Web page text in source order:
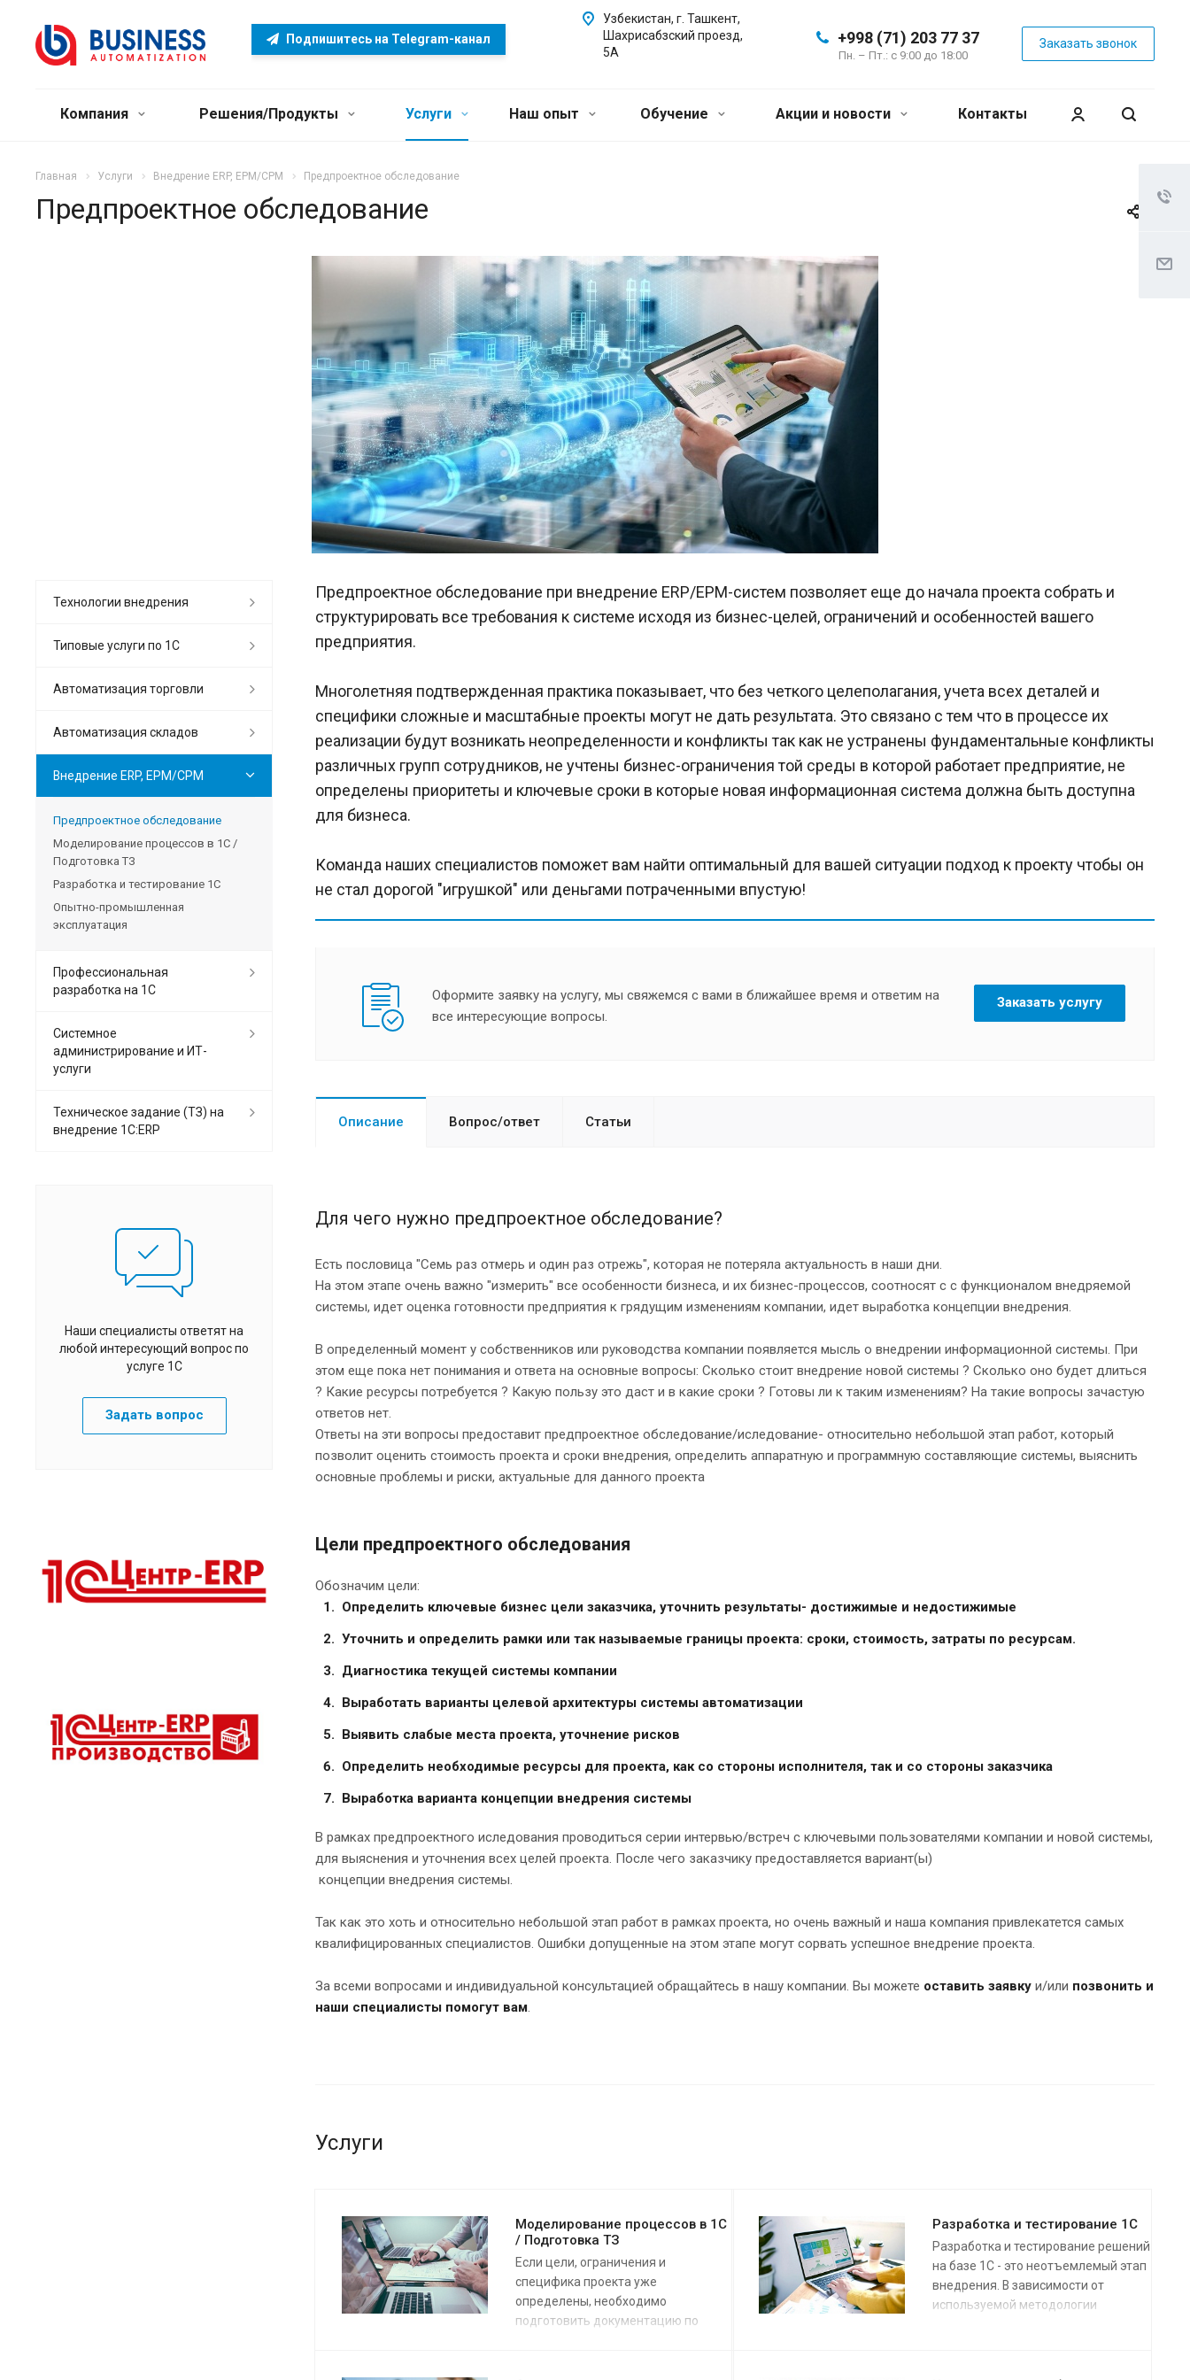
Подпишитесь на Telegram-канал +998 (71) 203 77 37
Пн. – Пт.: с 9:00 до 18:00
Заказать звонок
Узбекистан, г. Ташкент,
Шахрисабзский проезд,
5А
Компания Решения/Продукты Услуги Наш опыт Обучение Акции и новости Контакты
Главная Услуги Внедрение ERP, EPM/CPM Предпроектное обследование
Предпроектное обследование
Предпроектное обследование при внедрение ERP/EPM-систем позволяет еще до начала проекта собрать и
структурировать все требования к системе исходя из бизнес-целей, ограничений и особенностей вашего
предприятия.
Многолетняя подтвержденная практика показывает, что без четкого целеполагания, учета всех деталей и
специфики сложные и масштабные проекты могут не дать результата. Это связано с тем что в процессе их
реализации будут возникать неопределенности и конфликты так как не устранены фундаментальные конфликты
различных групп сотрудников, не учтены бизнес-ограничения той среды в которой работает предприятие, не
определены приоритеты и ключевые сроки в которые новая информационная система должна быть доступна
для бизнеса.
Команда наших специалистов поможет вам найти оптимальный для вашей ситуации подход к проекту чтобы он
не стал дорогой "игрушкой" или деньгами потраченными впустую!
Оформите заявку на услугу, мы свяжемся с вами в ближайшее время и ответим на
все интересующие вопросы.
Заказать услугу
Описание Вопрос/ответ Статьи
Для чего нужно предпроектное обследование?
Есть пословица "Семь раз отмерь и один раз отрежь", которая не потеряла актуальность в наши дни.
На этом этапе очень важно "измерить" все особенности бизнеса, и их бизнес-процессов, соотносят с с функционалом внедряемой
системы, идет оценка готовности предприятия к грядущим изменениям компании, идет выработка концепции внедрения.
В определенный момент у собственников или руководства компании появляется мысль о внедрении информационной системы. При
этом еще пока нет понимания и ответа на основные вопросы: Сколько стоит внедрение новой системы ? Сколько оно будет длиться
? Какие ресурсы потребуется ? Какую пользу это даст и в какие сроки ? Готовы ли к таким изменениям? На такие вопросы зачастую
ответов нет.
Ответы на эти вопросы предоставит предпроектное обследование/иследование- относительно небольшой этап работ, который
позволит оценить стоимость проекта и сроки внедрения, определить аппаратную и программную составляющие системы, выяснить
основные проблемы и риски, актуальные для данного проекта
Цели предпроектного обследования
Обозначим цели:
Определить ключевые бизнес цели заказчика, уточнить результаты- достижимые и недостижимые
Уточнить и определить рамки или так называемые границы проекта: сроки, стоимость, затраты по ресурсам.
Диагностика текущей системы компании
Выработать варианты целевой архитектуры системы автоматизации
Выявить слабые места проекта, уточнение рисков
Определить необходимые ресурсы для проекта, как со стороны исполнителя, так и со стороны заказчика
Выработка варианта концепции внедрения системы
В рамках предпроектного иследования проводиться серии интервью/встреч с ключевыми пользователями компании и новой системы,
для выяснения и уточнения всех целей проекта. После чего заказчику предоставляется вариант(ы)
концепции внедрения системы.
Так как это хоть и относительно небольшой этап работ в рамках проекта, но очень важный и наша компания привлекатется самых
квалифицированных специалистов. Ошибки допущенные на этом этапе могут сорвать успешное внедрение проекта.
За всеми вопросами и индивидуальной консультацией обращайтесь в нашу компании. Вы можете оставить заявку и/или позвонить и
наши специалисты помогут вам.
Услуги
Моделирование процессов в 1С
/ Подготовка ТЗ
Если цели, ограничения и
специфика проекта уже
определены, необходимо
подготовить документацию по
Разработка и тестирование 1С
Разработка и тестирование решений
на базе 1С - это неотъемлемый этап
внедрения. В зависимости от
используемой методологии
Технологии внедрения
Типовые услуги по 1С
Автоматизация торговли
Автоматизация складов
Внедрение ERP, EPM/CPM
Предпроектное обследование
Моделирование процессов в 1С /
Подготовка ТЗ
Разработка и тестирование 1С
Опытно-промышленная
эксплуатация
Профессиональная
разработка на 1С
Системное
администрирование и ИТ-
услуги
Техническое задание (ТЗ) на
внедрение 1С:ERP
Наши специалисты ответят на
любой интересующий вопрос по
услуге 1С
Задать вопрос